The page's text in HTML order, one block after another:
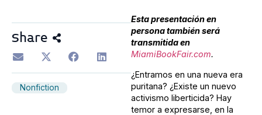
Share
Nonfiction
Esta presentación en
persona también será
transmitida en
MiamiBookFair.com.
¿Entramos en una nueva era
puritana? ¿Existe un nuevo
activismo liberticida? Hay
temor a expresarse, en la